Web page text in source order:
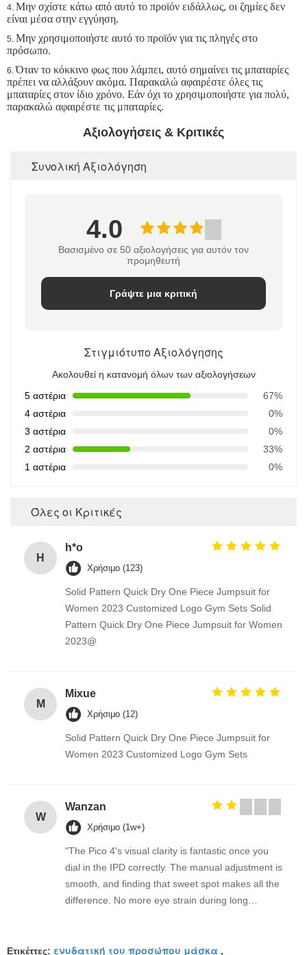
4. Μην σχίστε κάτω από αυτό το προϊόν ειδάλλως, οι ζημίες δεν
είναι μέσα στην εγγύηση.
5. Μην χρησιμοποιήστε αυτό το προϊόν για τις πληγές στο
πρόσωπο.
6.Όταν το κόκκινο φως που λάμπει, αυτό σημαίνει τις μπαταρίες
πρέπει να αλλάξουν ακόμα. Παρακαλώ αφαιρέστε όλες τις
μπαταρίες στον ίδιο χρόνο. Εάν όχι το χρησιμοποιήστε για πολύ,
παρακαλώ αφαιρέστε τις μπαταρίες.
Αξιολογήσεις & Κριτικές
Συνολική Αξιολόγηση
4.0
Βασισμένο σε 50 αξιολογήσεις για αυτόν τον
προμηθευτή
Γράψτε μια κριτική
Στιγμιότυπο Αξιολόγησης
Ακολουθεί η κατανομή όλων των αξιολογήσεων
5 αστέρια
67%
4 αστέρια
0%
3 αστέρια
0%
2 αστέρια
33%
1 αστέρια
0%
Όλες οι Κριτικές
H
h*o
Χρήσιμο (123)
Solid Pattern Quick Dry One Piece Jumpsuit for
Women 2023 Customized Logo Gym Sets Solid
Pattern Quick Dry One Piece Jumpsuit for Women
2023@
M
Mixue
Χρήσιμο (12)
Solid Pattern Quick Dry One Piece Jumpsuit for
Women 2023 Customized Logo Gym Sets
W
Wanzan
Χρήσιμο (1w+)
"The Pico 4's visual clarity is fantastic once you
dial in the IPD correctly. The manual adjustment is
smooth, and finding that sweet spot makes all the
difference. No more eye strain during long
fantastic once you dial in the IPD correctly. The
Ετικέττες: ενυδατική του προσώπου μάσκα ,